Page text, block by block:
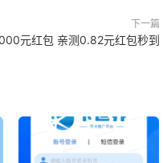
下一篇
元红包 亲测0.82元红包秒到